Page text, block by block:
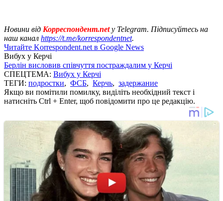
Новини від Корреспондент.net у Telegram. Підписуйтесь на
наш канал https://t.me/korrespondentnet.
Читайте Korrespondent.net в Google News
Вибух у Керчі
Берлін висловив співчуття постраждалим у Керчі
СПЕЦТЕМА: Вибух у Керчі
ТЕГИ: подростки, ФСБ, Керчь, задержание
Якщо ви помітили помилку, виділіть необхідний текст і
натисніть Ctrl + Enter, щоб повідомити про це редакцію.